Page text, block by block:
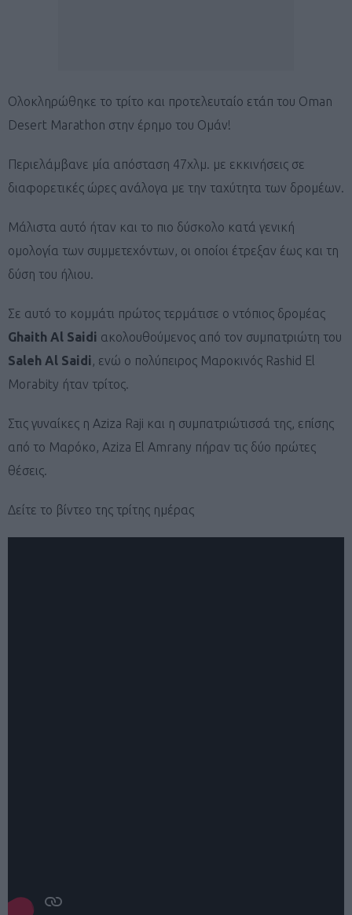
Oλοκληρώθηκε το τρίτο και προτελευταίο ετάπ του Oman
Desert Marathon στην έρημο του Ομάν!
Περιελάμβανε μία απόσταση 47χλμ. με εκκινήσεις σε
διαφορετικές ώρες ανάλογα με την ταχύτητα των δρομέων.
Μάλιστα αυτό ήταν και το πιο δύσκολο κατά γενική
ομολογία των συμμετεχόντων, οι οποίοι έτρεξαν έως και τη
δύση του ήλιου.
Σε αυτό το κομμάτι πρώτος τερμάτισε ο ντόπιος δρομέας
Ghaith Al Saidi ακολουθούμενος από τον συμπατριώτη του
Saleh Al Saidi, ενώ ο πολύπειρος Μαροκινός Rashid El
Morabity ήταν τρίτος.
Στις γυναίκες η Aziza Raji και η συμπατριώτισσά της, επίσης
από το Μαρόκο, Aziza El Amrany πήραν τις δύο πρώτες
θέσεις.
Δείτε το βίντεο της τρίτης ημέρας